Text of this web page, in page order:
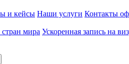
и кейсы Наши услуги Контакты
мира Ускоренная запись на